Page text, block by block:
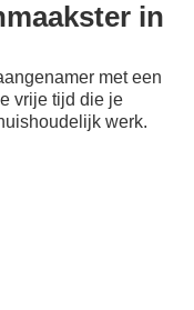
in
met een
vrije tijd die je
werk.